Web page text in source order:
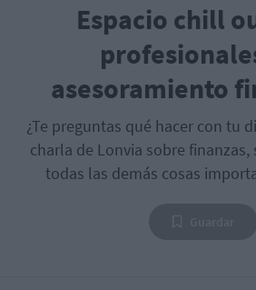
Espacio chill
asesoramiento
¿Te preguntas qué hacer con tu
charla de Lonvia sobre
todas las demás cosas